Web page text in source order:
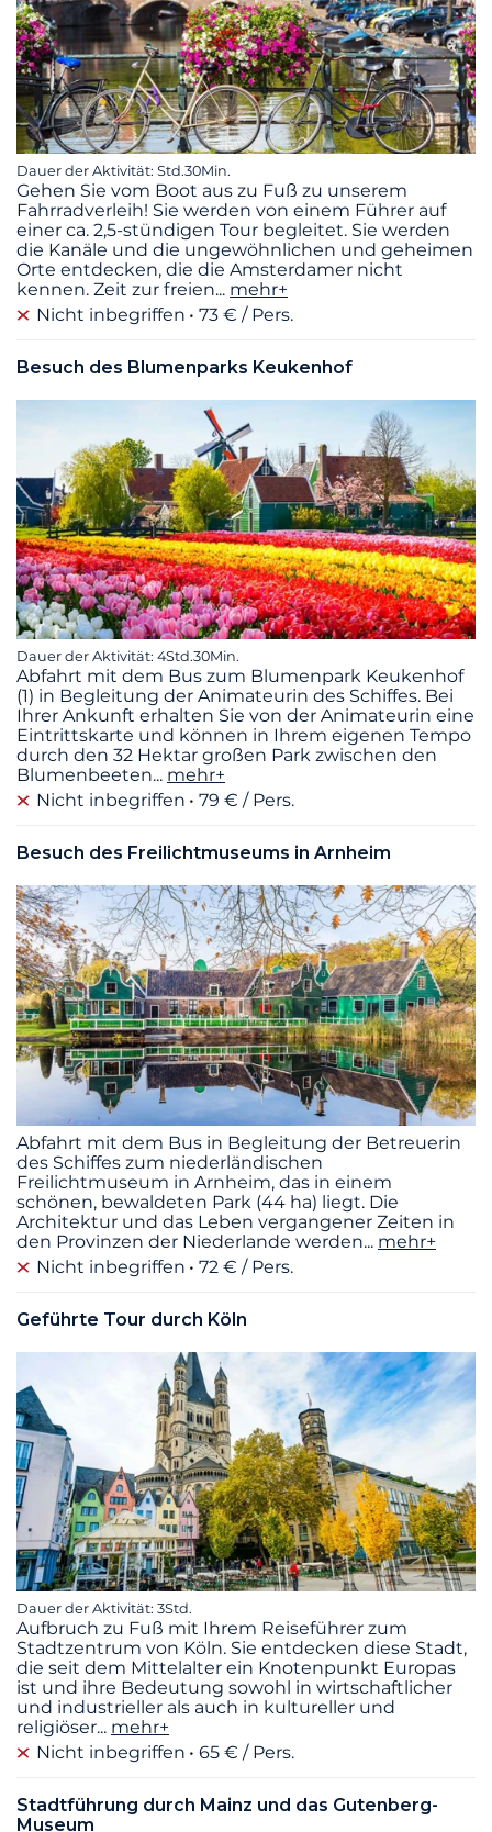
Dauer der Aktivität: Std.30Min.
Gehen Sie vom Boot aus zu Fuß zu unserem
Fahrradverleih! Sie werden von einem Führer auf
einer ca. 2,5-stündigen Tour begleitet. Sie werden
die Kanäle und die ungewöhnlichen und geheimen
Orte entdecken, die die Amsterdamer nicht
kennen. Zeit zur freien... mehr+
Nicht inbegriffen
73 € / Pers.
Besuch des Blumenparks Keukenhof
Dauer der Aktivität: 4Std.30Min.
Abfahrt mit dem Bus zum Blumenpark Keukenhof
(1) in Begleitung der Animateurin des Schiffes. Bei
Ihrer Ankunft erhalten Sie von der Animateurin eine
Eintrittskarte und können in Ihrem eigenen Tempo
durch den 32 Hektar großen Park zwischen den
Blumenbeeten... mehr+
Nicht inbegriffen
79 € / Pers.
Besuch des Freilichtmuseums in Arnheim
Abfahrt mit dem Bus in Begleitung der Betreuerin
des Schiffes zum niederländischen
Freilichtmuseum in Arnheim, das in einem
schönen, bewaldeten Park (44 ha) liegt. Die
Architektur und das Leben vergangener Zeiten in
den Provinzen der Niederlande werden... mehr+
Nicht inbegriffen
72 € / Pers.
Geführte Tour durch Köln
Dauer der Aktivität: 3Std.
Aufbruch zu Fuß mit Ihrem Reiseführer zum
Stadtzentrum von Köln. Sie entdecken diese Stadt,
die seit dem Mittelalter ein Knotenpunkt Europas
ist und ihre Bedeutung sowohl in wirtschaftlicher
und industrieller als auch in kultureller und
religiöser... mehr+
Nicht inbegriffen
65 € / Pers.
Stadtführung durch Mainz und das Gutenberg-
Museum